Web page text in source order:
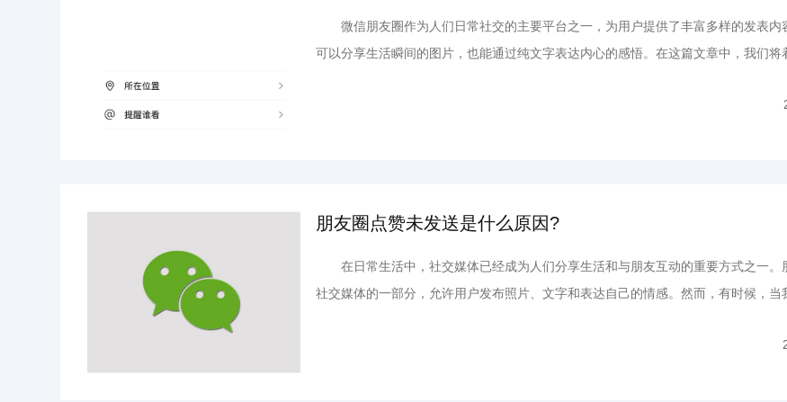
微信朋友圈作为人们日常社交的主要平台之一，为用户提供了丰富多样的发表内
可以分享生活瞬间的图片，也能通过纯文字表达内心的感悟。在这篇文章中，我们将
朋友圈点赞未发送是什么原因?
在日常生活中，社交媒体已经成为人们分享生活和与朋友互动的重要方式之一。
社交媒体的一部分，允许用户发布照片、文字和表达自己的情感。然而，有时候，当